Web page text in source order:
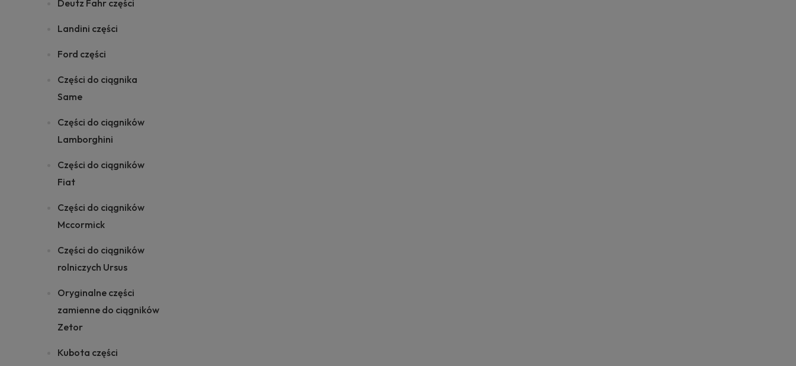
Deutz Fahr części
Landini części
Ford części
Części do ciągnika
Same
Części do ciągników
Lamborghini
Części do ciągników
Fiat
Części do ciągników
Mccormick
Części do ciągników
rolniczych Ursus
Oryginalne części
zamienne do ciągników
Zetor
Kubota części